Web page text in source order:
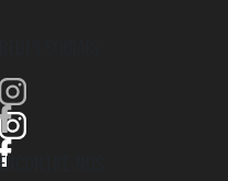
ENCONTRE-NOS